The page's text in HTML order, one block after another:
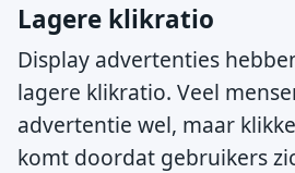
Lagere klikratio
Display advertenties
lagere klikratio. Veel
advertentie wel, maar
komt doordat gebruikers